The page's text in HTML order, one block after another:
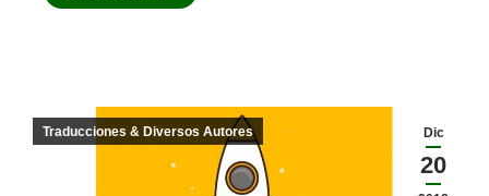
Dic
20
Traducciones & Diversos Autores